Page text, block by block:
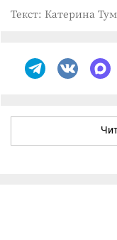
Текст: Катерина